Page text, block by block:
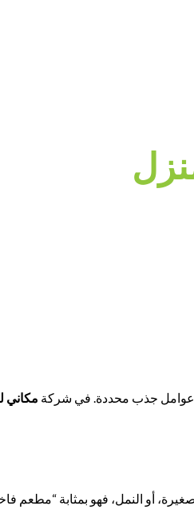
عوامل جذب محددة. في شركة مكاني
أو النمل، فهو بمثابة “مطعم